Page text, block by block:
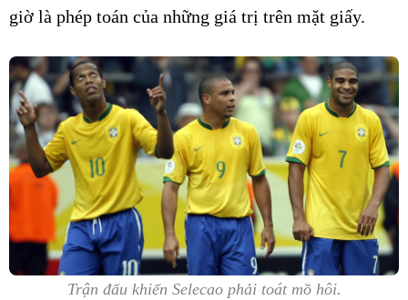
giờ là phép toán của những giá trị trên mặt giấy.
Trận đấu khiến Selecao phải toát mồ hôi.